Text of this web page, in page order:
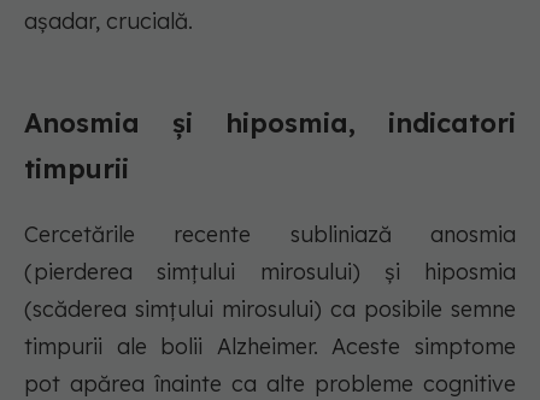
așadar, crucială.
Anosmia și hiposmia, indicatori
timpurii
Cercetările recente subliniază anosmia
(pierderea simțului mirosului) și hiposmia
(scăderea simțului mirosului) ca posibile semne
timpurii ale bolii Alzheimer. Aceste simptome
pot apărea înainte ca alte probleme cognitive